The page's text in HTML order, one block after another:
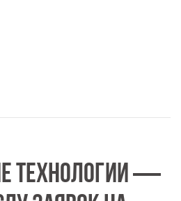
ТЕХНОЛОГИИ —